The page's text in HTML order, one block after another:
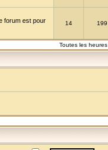
forum est pour
14 199
Toutes les